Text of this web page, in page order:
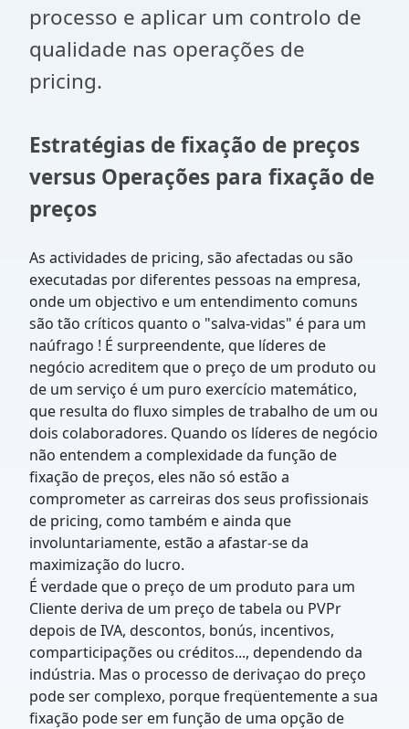
processo e aplicar um controlo de
qualidade nas operações de
pricing.
Estratégias de fixação de preços
versus Operações para fixação de
preços
As actividades de pricing, são afectadas ou são
executadas por diferentes pessoas na empresa,
onde um objectivo e um entendimento comuns
são tão críticos quanto o "salva-vidas" é para um
naúfrago ! É surpreendente, que líderes de
negócio acreditem que o preço de um produto ou
de um serviço é um puro exercício matemático,
que resulta do fluxo simples de trabalho de um ou
dois colaboradores. Quando os líderes de negócio
não entendem a complexidade da função de
fixação de preços, eles não só estão a
comprometer as carreiras dos seus profissionais
de pricing, como também e ainda que
involuntariamente, estão a afastar-se da
maximização do lucro.
É verdade que o preço de um produto para um
Cliente deriva de um preço de tabela ou PVPr
depois de IVA, descontos, bonús, incentivos,
comparticipações ou créditos..., dependendo da
indústria. Mas o processo de derivaçao do preço
pode ser complexo, porque freqüentemente a sua
fixação pode ser em função de uma opção de